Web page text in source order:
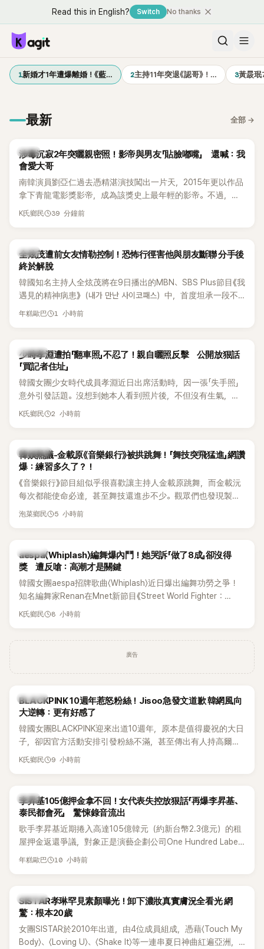
Read this in English? Switch No thanks
1新婚才1年遭爆離婚！《藍… 2主持11年突退《認哥》！… 3黃晸
最新 全部 →
韓星
涉毒沉寂2年突曬親密照！影帝與男友「貼臉嘟嘴」 還喊：我
會愛大哥
南韓演員劉亞仁過去憑精湛演技闖出一片天，2015年更以作品
拿下青龍電影獎影帝，成為該獎史上最年輕的影帝。不過，他
2023年爆出涉毒風波後，演藝事業受到重創，後續又牽扯與男
K氏鄉民 39 分鐘前
韓星
全炫茂遭前女友情勒控制！恐怖行徑害他與朋友斷聯 分手後
終於解脫
韓國知名主持人全炫茂將在9日播出的MBN、SBS Plus節目《我
遇見的精神病患》（내가 만난 사이코패스）中，首度坦承一段不
堪回首的戀愛經歷，自爆曾遭前女友過度控制，不僅走到哪都
年糕歐巴 1 小時前
K-POP
少時孝淵遭拍「翻車照」不忍了！親自曬照反擊 公開放狠話
「買記者住址」
韓國女團少女時代成員孝淵近日出席活動時，因一張「失手照」
意外引發話題。沒想到她本人看到照片後，不但沒有生氣，反
而親自把照片放上IG限時動態開玩笑，甚至幽默喊話要「買記者
K氏鄉民 2 小時前
熱議討論
韓娛熱議-金載原《音樂銀行》被拱跳舞！「舞技突飛猛進」網讚
爆：練習多久了？！
《音樂銀行》節目組似乎很喜歡讓主持人金載原跳舞，而金載沅
每次都能使命必達，甚至舞技還進步不少。觀眾們也發現製作
單位對此樂此不疲。
泡菜鄉民 5 小時前
K-POP
aespa〈Whiplash〉編舞爆內鬥！她哭訴「做了8成」卻沒得
獎 遭反嗆：高潮才是關鍵
韓國女團aespa招牌歌曲〈Whiplash〉近日爆出編舞功勞之爭！
知名編舞家Renan在Mnet新節目《Street World Fighter：
Directors' War》預告中，公開談及自己在〈Whiplash〉編舞上的
K氏鄉民 8 小時前
廣告
K-POP
BLACKPINK 10週年惹怒粉絲！Jisoo急發文道歉 韓網風向
大逆轉：更有好感了
韓國女團BLACKPINK迎來出道10週年，原本是值得慶祝的大日
子，卻因官方活動安排引發粉絲不滿，甚至傳出有人持高爾夫
球桿到YG娛樂大樓鬧事。Jisoo今（8日）也親自發文向BLINK
K氏鄉民 9 小時前
韓星
李昇基105億押金拿不回！女代表失控放狠話「再爆李昇基、
泰民都會死」 驚悚錄音流出
歌手李昇基近期捲入高達105億韓元（約新台幣2.3億元）的租
屋押金返還爭議，對象正是演藝企劃公司One Hundred Label
代表車佳媛(차가원)。如今事件再掀風波，YouTuber李鎮浩公開
年糕歐巴 10 小時前
K-POP
SISTAR孝琳罕見素顏曝光！卸下濃妝真實膚況全看光 網
驚：根本20歲
女團SISTAR於2010年出道，由4位成員組成，憑藉〈Touch My
Body〉、〈Loving U〉、〈Shake It〉等一連串夏日神曲紅遍亞洲，